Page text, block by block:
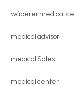
wáberer medical
medical advisor
medical Sales
medical center